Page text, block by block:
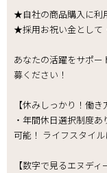
★自社の商品購入に利
★採用お祝い金として
あなたの活躍をサポ
募ください！
【休みしっかり！働き
・年間休日選択制度
可能！ ライフスタイ
【数字で見るエヌディ